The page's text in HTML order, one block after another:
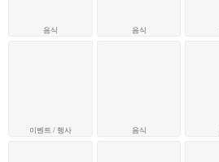
음식
이벤트 / 행사
음식
음식